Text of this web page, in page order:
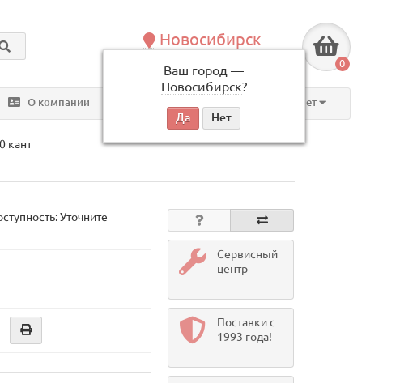
Новосибирск
Ваш город —
Новосибирск?
по будням, с 09:00 до 18:00
0
О компании Личный кабинет
кант
Уточните
Сервисный
центр
Поставки с
1993 года!